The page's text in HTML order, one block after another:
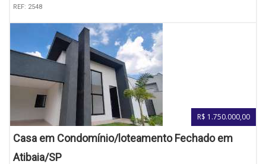
REF: 2548
R$ 1.750.000,00
Casa em Condomínio/loteamento Fechado em
Atibaia/SP